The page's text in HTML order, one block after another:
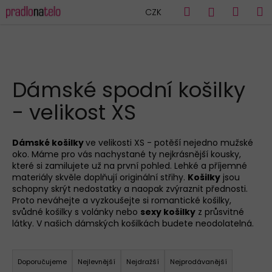
na
CZK Hledat
Dámské spodní košilky
- velikost XS
Dámské košilkyve velikosti XS - potěší nejedno mužské
oko. Máme pro vás nachystané ty nejkrásnější kousky,
které si zamilujete už na první pohled. Lehké a příjemné
materiály skvěle doplňují originální střihy. Košilky jsou
schopny skrýt nedostatky a naopak zvýraznit přednosti.
Proto neváhejte a vyzkoušejte si romantické košilky,
svůdné košilky s volánky nebo sexy košilky z průsvitné
látky. V našich dámských košilkách budete neodolatelná.
a
Doporučujeme Nejlevnější Nejdražší Nejprodávanější
K
o
o
p
o
ř
e
b
u
j
e
e